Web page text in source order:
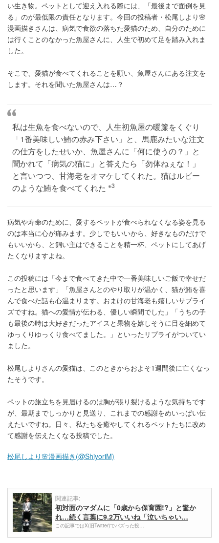
い生き物。ペットとして迎え入れる際には、「最後まで面倒を見
る」のが最低限の責任となります。今回の投稿者・松尾しより🌸
漫画描きさんは、病気で食欲の落ちた愛猫のため、自分のために
は行くことのなかった魚屋さんに、人生で初めて足を踏み入れま
した。
そこで、愛猫が食べてくれることを願い、魚屋さんにある注文を
します。それを聞いた魚屋さんは…？
私は生魚を食べないので、人生初魚屋の暖簾をくぐり
「1番美味しい鮪の赤み下さい」と、馬鹿みたいな注文
の仕方をしたせいか、魚屋さんに「何に使うの？」と
聞かれて「病気の猫に」と答えたら「勿体ねぇな！」
と言いつつ、甘海老をオマケしてくれた。猫はルビー
のような鮪を食べてくれた ※3
病気や寿命のために、愛するペットが食べられなくなる姿を見る
のは本当に心が痛みます。少しでもいいから、好きなものだけで
もいいから、と飼い主はできることを精一杯、ペットにしてあげ
たくなりますよね。
この投稿には「今まで食べてきた中で一番美味しいご飯で幸せだ
ったと思います」「魚屋さんとのやり取りが温かく、猫が鮪を喜
んで食べた話も心温まります。おまけの甘海老も嬉しいサプライ
ズですね。猫への愛情が伝わる、優しい瞬間でした」「うちの子
も最後の時は大好きだったアイスと果物を嬉しそうに目を細めて
ゆっくりゆっくり食べてました。」といったリプライがついてい
ました。
松尾しよりさんの愛猫は、このときからおよそ1週間後に亡くなっ
たそうです。
ペットの旅立ちを見届けるのは胸が張り裂けるような気持ちです
が、最期までしっかりと見送り、これまでの感謝をめいっぱい伝
えたいですね。日々、私たちを癒やしてくれるペットたちに改め
て感謝を伝えたくなる投稿でした。
松尾しより🌸漫画描き(@ShiyoriM)
関連記事:
初対面のマダムに「0歳から保育園!?」と驚か
れ…続く言葉に9.2万いいね「泣いちゃい…
この記事ではX(旧Twitter)でバズった投…